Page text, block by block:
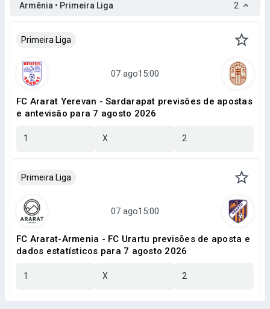
Armênia • Primeira Liga 2
Primeira Liga
FC Ararat Yerevan - Sardarapat previsões de apostas
e antevisão para 7 agosto 2026
1 X 2
Primeira Liga
FC Ararat-Armenia - FC Urartu previsões de aposta e
dados estatísticos para 7 agosto 2026
1 X 2